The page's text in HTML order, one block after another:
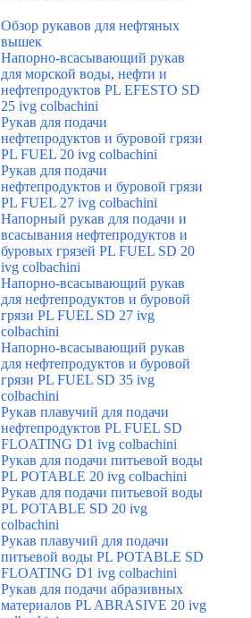
Обзор рукавов для нефтяных
вышек
Напорно-всасывающий рукав
для морской воды, нефти и
нефтепродуктов PL EFESTO SD
25 ivg colbachini
Рукав для подачи
нефтепродуктов и буровой грязи
PL FUEL 20 ivg colbachini
Рукав для подачи
нефтепродуктов и буровой грязи
PL FUEL 27 ivg colbachini
Напорный рукав для подачи и
всасывания нефтепродуктов и
буровых грязей PL FUEL SD 20
ivg colbachini
Напорно-всасывающий рукав
для нефтепродуктов и буровой
грязи PL FUEL SD 27 ivg
colbachini
Напорно-всасывающий рукав
для нефтепродуктов и буровой
грязи PL FUEL SD 35 ivg
colbachini
Рукав плавучий для подачи
нефтепродуктов PL FUEL SD
FLOATING D1 ivg colbachini
Рукав для подачи питьевой воды
PL POTABLE 20 ivg colbachini
Рукав для подачи питьевой воды
PL POTABLE SD 20 ivg
colbachini
Рукав плавучий для подачи
питьевой воды PL POTABLE SD
FLOATING D1 ivg colbachini
Рукав для подачи абразивных
материалов PL ABRASIVE 20 ivg